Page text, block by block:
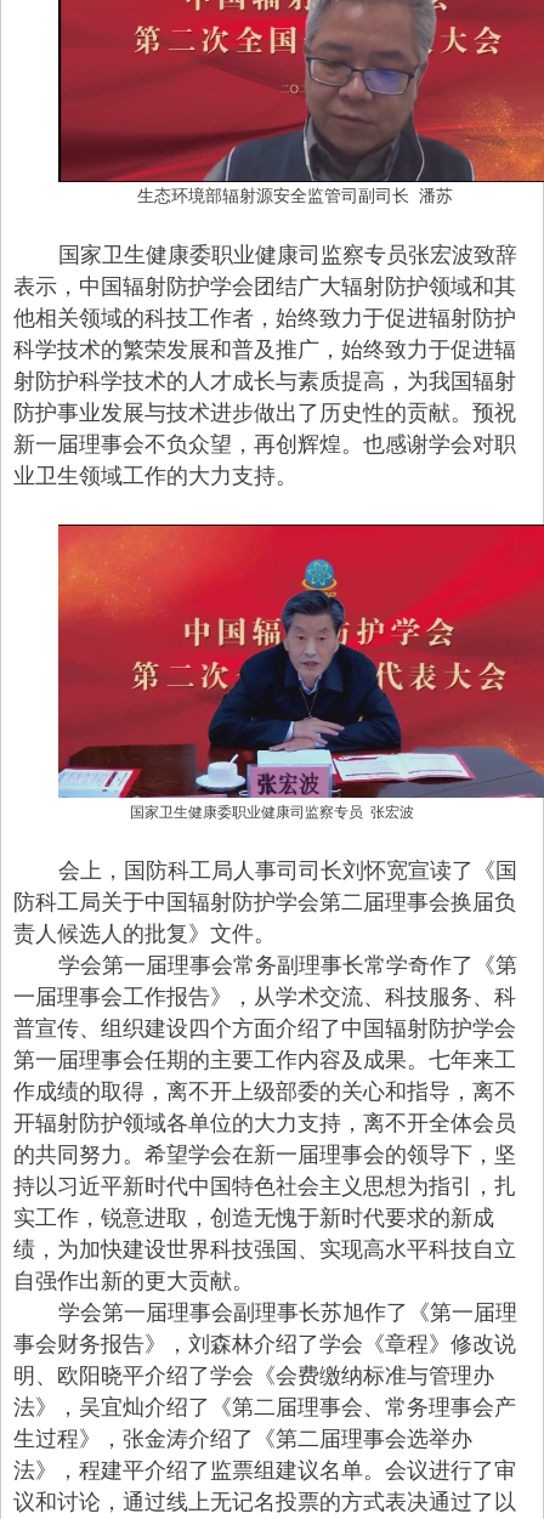
生态环境部辐射源安全监管司副司长 潘苏
国家卫生健康委职业健康司监察专员张宏波致辞
表示，中国辐射防护学会团结广大辐射防护领域和其
他相关领域的科技工作者，始终致力于促进辐射防护
科学技术的繁荣发展和普及推广，始终致力于促进辐
射防护科学技术的人才成长与素质提高，为我国辐射
防护事业发展与技术进步做出了历史性的贡献。预祝
新一届理事会不负众望，再创辉煌。也感谢学会对职
业卫生领域工作的大力支持。
国家卫生健康委职业健康司监察专员 张宏波
会上，国防科工局人事司司长刘怀宽宣读了《国
防科工局关于中国辐射防护学会第二届理事会换届负
责人候选人的批复》文件。
学会第一届理事会常务副理事长常学奇作了《第
一届理事会工作报告》，从学术交流、科技服务、科
普宣传、组织建设四个方面介绍了中国辐射防护学会
第一届理事会任期的主要工作内容及成果。七年来工
作成绩的取得，离不开上级部委的关心和指导，离不
开辐射防护领域各单位的大力支持，离不开全体会员
的共同努力。希望学会在新一届理事会的领导下，坚
持以习近平新时代中国特色社会主义思想为指引，扎
实工作，锐意进取，创造无愧于新时代要求的新成
绩，为加快建设世界科技强国、实现高水平科技自立
自强作出新的更大贡献。
学会第一届理事会副理事长苏旭作了《第一届理
事会财务报告》，刘森林介绍了学会《章程》修改说
明、欧阳晓平介绍了学会《会费缴纳标准与管理办
法》，吴宜灿介绍了《第二届理事会、常务理事会产
生过程》，张金涛介绍了《第二届理事会选举办
法》，程建平介绍了监票组建议名单。会议进行了审
议和讨论，通过线上无记名投票的方式表决通过了以